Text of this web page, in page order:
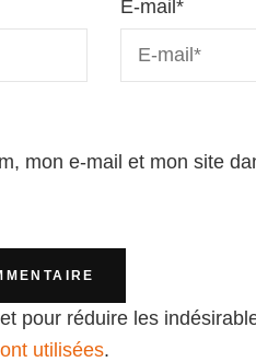
E-mail*
mon e-mail et mon site
pour réduire les
utilisées.